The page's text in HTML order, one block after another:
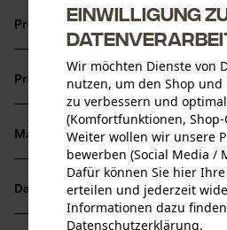
Produktvorteile
Sehr gute Sichtbarkeit dank
Praktisches Taschenkonzept
Permanenter
Körpertemperatur bei warmen
Produktinformationen
Produktdetails
Ärmeltyp
Ärmellos
Material & Pflege
Material
Datenblätter
Produktsicherheitsdatenblatt
Einwilligung
Wir möchten Dienste von
nutzen, um den Shop und
zu verbessern und
(Komfortfunktionen,
Weiter wollen wir unsere
bewerben (Social Media /
Dafür können Sie hier
erteilen und jederzeit
Informationen dazu
Datenschutzerklärung.